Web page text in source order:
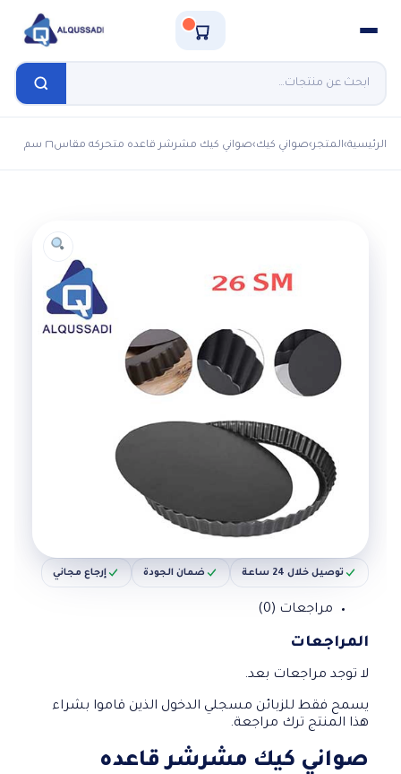
الرئيسية›المتجر›صواني كيك›صواني كيك مشرشر قاعده متحركه مقاس٢٦ سم
صواني كيك مشرشر قاعده
توصيل خلال 24 ساعة ضمان الجودة إرجاع مجاني
مراجعات (0)
المراجعات
لا توجد مراجعات بعد.
يسمح فقط للزبائن مسجلي الدخول الذين قاموا بشراء
هذا المنتج ترك مراجعة.